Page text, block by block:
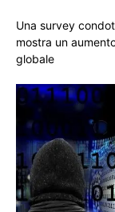
Una survey
mostra un
globale